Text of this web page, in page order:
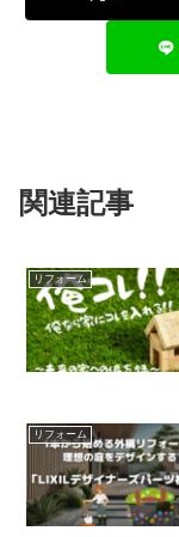
関連記事
リフォーム
リフォーム